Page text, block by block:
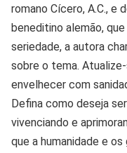
romano Cícero, A.C., e
beneditino alemão,
seriedade, a autora
sobre o tema.
envelhecer com
Defina como deseja
vivenciando e
que a humanidade e